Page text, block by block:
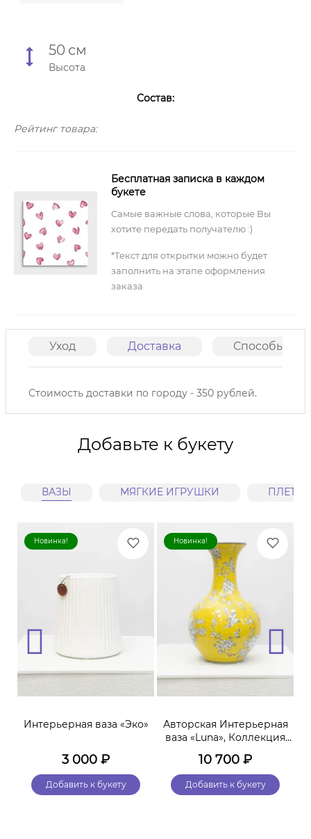
50 см
Высота
Состав:
Рейтинг товара:
Бесплатная записка в каждом
букете
Самые важные слова, которые Вы
хотите передать получателю :)
*Текст для открытки можно будет
заполнить на этапе оформления
заказа
Уход Доставка Способы
Стоимость доставки по городу - 350 рублей.
Добавьте к букету
ВАЗЫ МЯГКИЕ ИГРУШКИ
Новинка!
Интерьерная ваза «Эко»
3 000 ₽
Добавить к букету
Новинка!
Авторская Интерьерная
ваза «Luna», Коллекция
10 700 ₽
Добавить к букету